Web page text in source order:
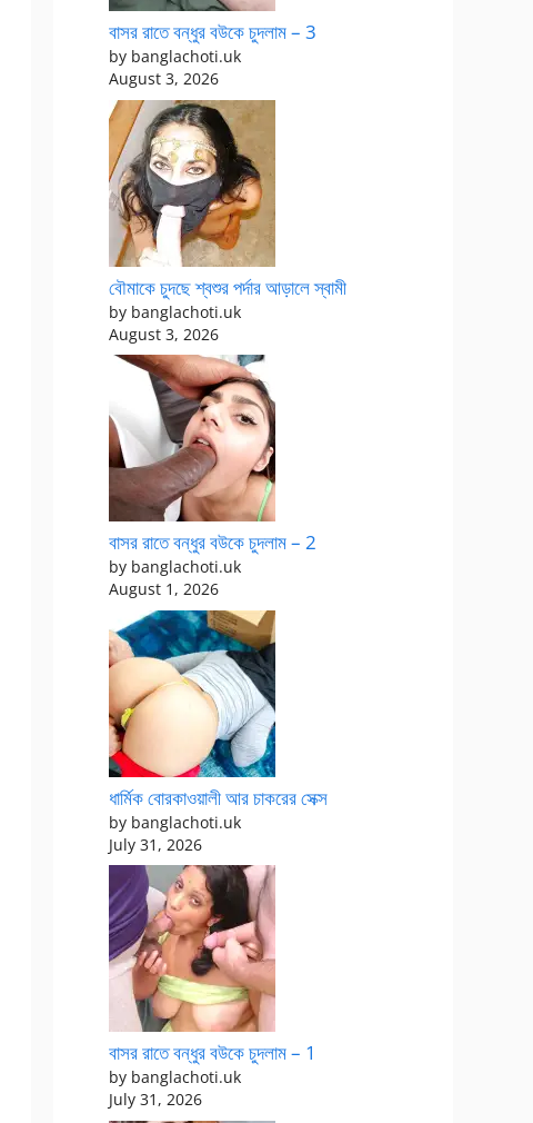
বাসর রাতে বন্ধুর বউকে চুদলাম – 3
by banglachoti.uk
August 3, 2026
বৌমাকে চুদছে শ্বশুর পর্দার আড়ালে স্বামী
by banglachoti.uk
August 3, 2026
বাসর রাতে বন্ধুর বউকে চুদলাম – 2
by banglachoti.uk
August 1, 2026
ধার্মিক বোরকাওয়ালী আর চাকরের সেক্স
by banglachoti.uk
July 31, 2026
বাসর রাতে বন্ধুর বউকে চুদলাম – 1
by banglachoti.uk
July 31, 2026